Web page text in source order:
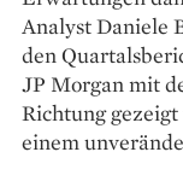
Analyst Daniele
den
JP Morgan mit
Richtung
­einem